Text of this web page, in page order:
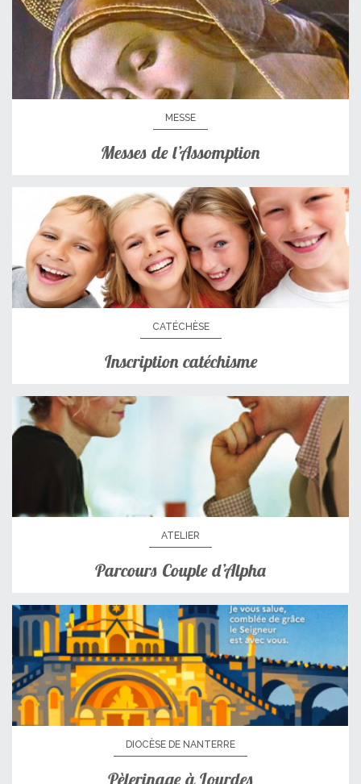
MESSE
Messes de l’Assomption
CATÉCHÈSE
Inscription catéchisme
ATELIER
Parcours Couple d’Alpha
DIOCÈSE DE NANTERRE
Pèlerinage à Lourdes